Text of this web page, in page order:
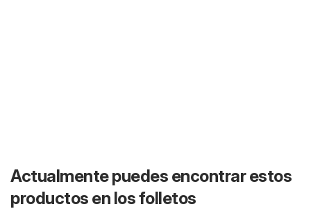
Actualmente puedes encontrar estos
productos en los folletos